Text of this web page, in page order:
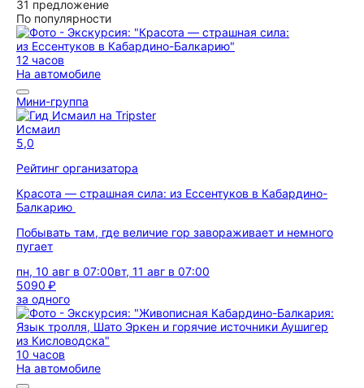
31 предложение
По популярности
12 часов
На автомобиле
Мини-группа
Исмаил
5,0
Рейтинг организатора
Красота — страшная сила: из Ессентуков в Кабардино-
Балкарию
Побывать там, где величие гор завораживает и немного
пугает
пн, 10 авг в 07:00вт, 11 авг в 07:00
5090 ₽
за одного
10 часов
На автомобиле